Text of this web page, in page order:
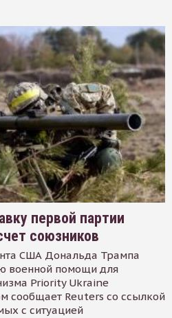
первой партии
союзников
США Дональда Трампа
военной помощи для
Priority Ukraine
сообщает Reuters со ссылкой
с ситуацией